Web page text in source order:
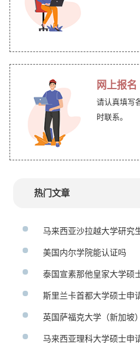
网上报名
请认真填写
时联系。
热门文章
马来西亚沙拉越大学研究
美国内尔学院能认证吗
泰国宣素那他皇家大学硕
斯里兰卡首都大学硕士申
英国萨福克大学（新加坡
马来西亚理科大学硕士申